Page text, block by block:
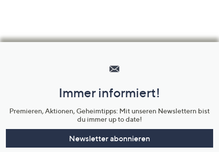
Unternehmensinformationen
Immer informiert!
Premieren, Aktionen, Geheimtipps: Mit unseren Newslettern bist
du immer up to date!
Newsletter abonnieren